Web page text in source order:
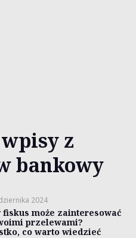
z
bankowy
2024
fiskus może zainteresować
przelewami?
co warto wiedzieć